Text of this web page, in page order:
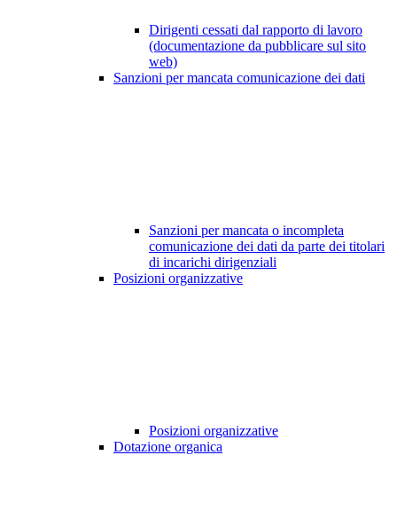
Dirigenti cessati dal rapporto di lavoro
(documentazione da pubblicare sul sito
web)
Sanzioni per mancata comunicazione dei dati
Sanzioni per mancata o incompleta
comunicazione dei dati da parte dei titolari
di incarichi dirigenziali
Posizioni organizzative
Posizioni organizzative
Dotazione organica